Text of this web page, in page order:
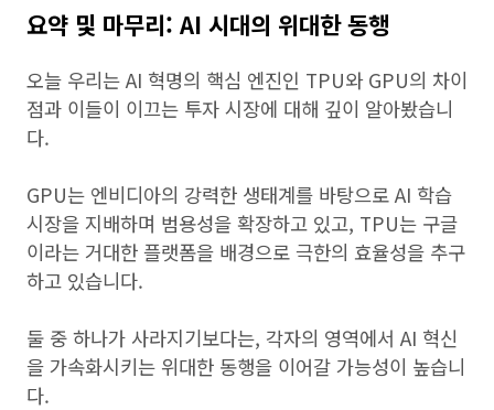
요약 및 마무리: AI 시대의 위대한 동행
오늘 우리는 AI 혁명의 핵심 엔진인 TPU와 GPU의 차이
점과 이들이 이끄는 투자 시장에 대해 깊이 알아봤습니
다.
GPU는 엔비디아의 강력한 생태계를 바탕으로 AI 학습
시장을 지배하며 범용성을 확장하고 있고, TPU는 구글
이라는 거대한 플랫폼을 배경으로 극한의 효율성을 추구
하고 있습니다.
둘 중 하나가 사라지기보다는, 각자의 영역에서 AI 혁신
을 가속화시키는 위대한 동행을 이어갈 가능성이 높습니
다.